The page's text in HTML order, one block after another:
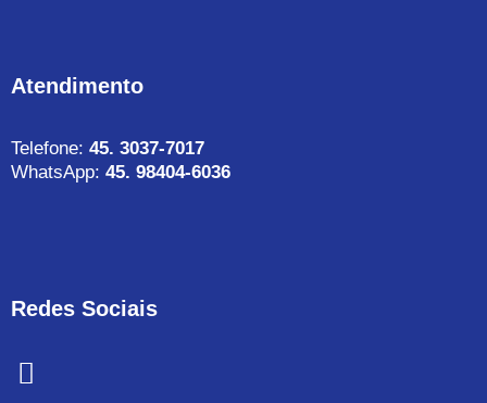
Atendimento
Telefone: 45. 3037-7017
WhatsApp: 45. 98404-6036
Redes Sociais
F